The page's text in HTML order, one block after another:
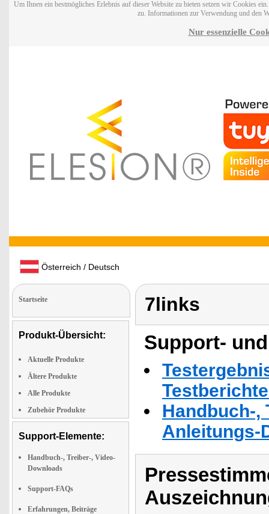
Um Ihnen ein bestmögliches Erlebnis auf dieser Website zu bieten setzen wir Cookies
zu. Informationen zur Verwendung und den
Nur essenzielle
Österreich / Deutsch
Startseite
Produkt-Übersicht:
Aktuelle Produkte
Ältere Produkte
Alle Produkte
Zubehör Produkte
Support-Elemente:
Handbuch-, Treiber-, Video-
Downloads
Support-FAQs
Erfahrungen, Beiträge
7links
Support-
Handbuch-,
Anleitungs-